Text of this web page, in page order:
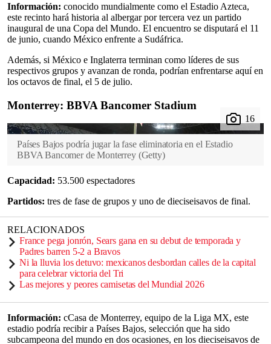
Información: conocido mundialmente como el Estadio Azteca,
este recinto hará historia al albergar por tercera vez un partido
inaugural de una Copa del Mundo. El encuentro se disputará el 11
de junio, cuando México enfrente a Sudáfrica.
Además, si México e Inglaterra terminan como líderes de sus
respectivos grupos y avanzan de ronda, podrían enfrentarse aquí en
los octavos de final, el 5 de julio.
Monterrey: BBVA Bancomer Stadium
Países Bajos podría jugar la fase eliminatoria en el Estadio
BBVA Bancomer de Monterrey (Getty)
Capacidad: 53.500 espectadores
Partidos: tres de fase de grupos y uno de dieciseisavos de final.
RELACIONADOS
France pega jonrón, Sears gana en su debut de temporada y
Padres barren 5-2 a Bravos
Ni la lluvia los detuvo: mexicanos desbordan calles de la capital
para celebrar victoria del Tri
Las mejores y peores camisetas del Mundial 2026
Información: cCasa de Monterrey, equipo de la Liga MX, este
estadio podría recibir a Países Bajos, selección que ha sido
subcampeona del mundo en dos ocasiones, en los dieciseisavos de